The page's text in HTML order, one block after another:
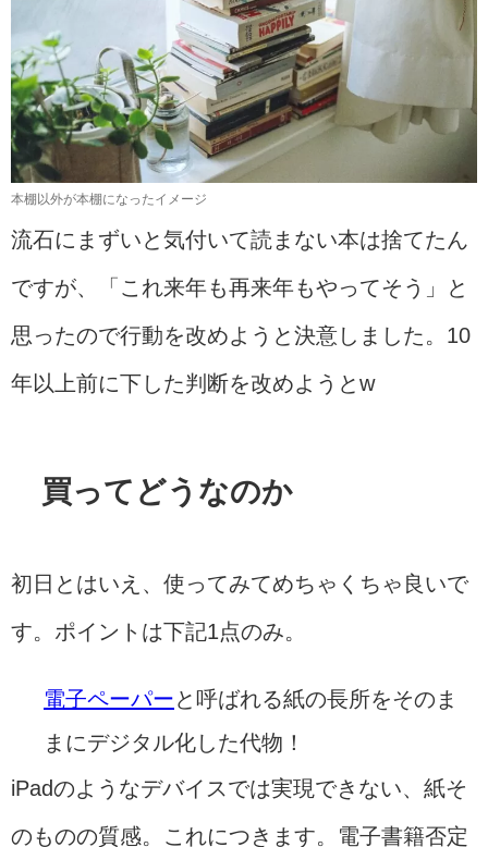
本棚以外が本棚になったイメージ
流石にまずいと気付いて読まない本は捨てたん
ですが、「これ来年も再来年もやってそう」と
思ったので行動を改めようと決意しました。10
年以上前に下した判断を改めようとw
買ってどうなのか
初日とはいえ、使ってみてめちゃくちゃ良いで
す。ポイントは下記1点のみ。
電子ペーパー と呼ばれる紙の長所をそのま
まにデジタル化した代物！
iPadのようなデバイスでは実現できない、紙そ
のものの質感。これにつきます。電子書籍否定